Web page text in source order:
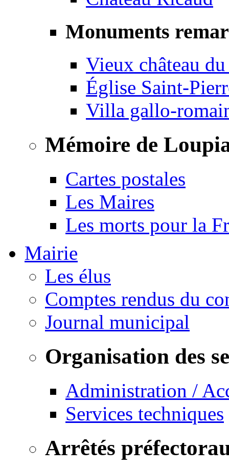
Monuments
Vieux château
Église Saint-
Villa gallo-
Mémoire de
Cartes postales
Les Maires
Les morts pour la
Mairie
Les élus
Comptes rendus du
Journal municipal
Organisation des
Administration /
Services techniques
Arrêtés